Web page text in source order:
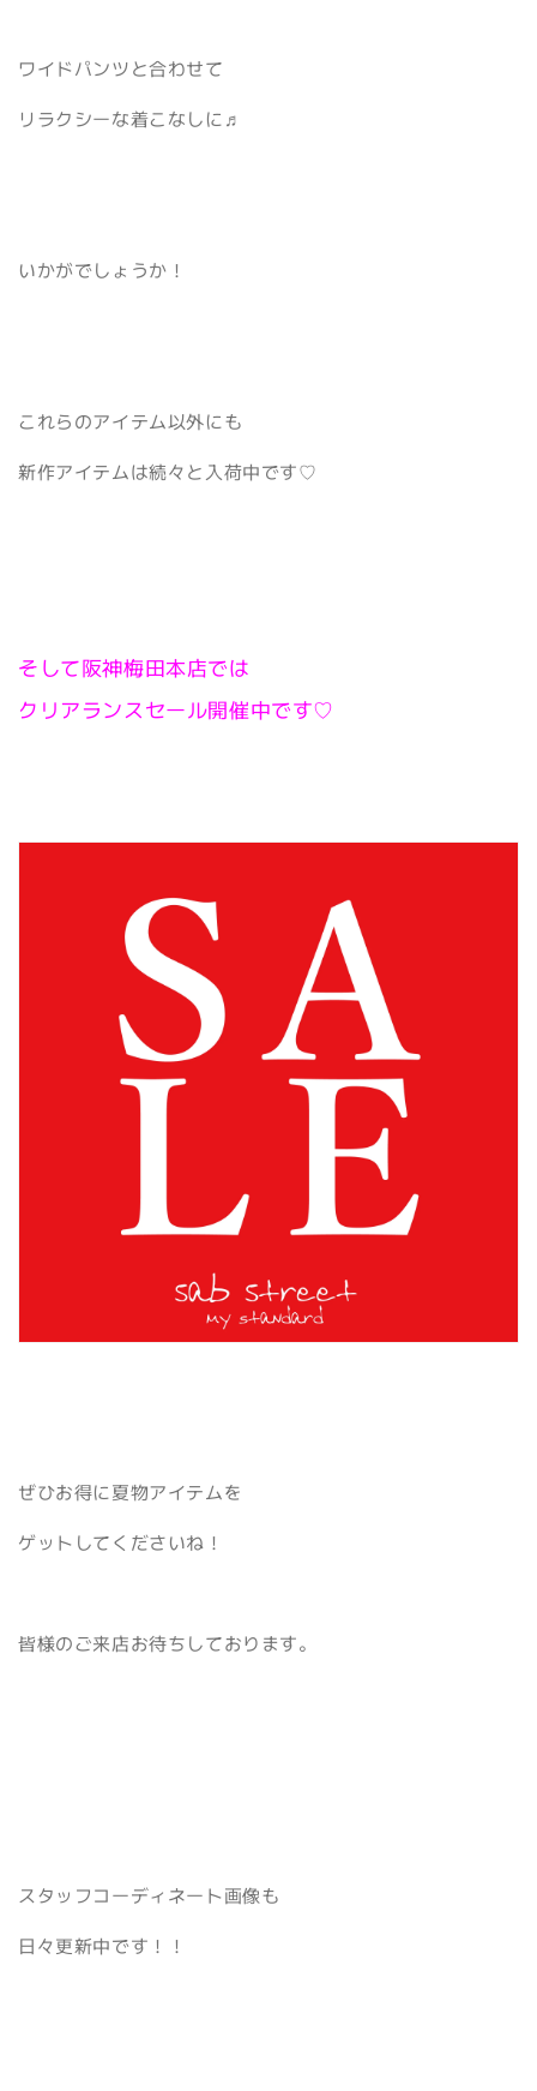
ワイドパンツと合わせて
リラクシーな着こなしに♬
いかがでしょうか！
これらのアイテム以外にも
新作アイテムは続々と入荷中です♡
そして阪神梅田本店では
クリアランスセール開催中です♡
ぜひお得に夏物アイテムを
ゲットしてくださいね！
皆様のご来店お待ちしております。
スタッフコーディネート画像も
日々更新中です！！